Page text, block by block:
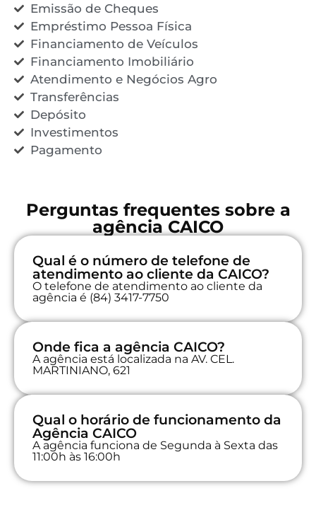
Emissão de Cheques
Empréstimo Pessoa Física
Financiamento de Veículos
Financiamento Imobiliário
Atendimento e Negócios Agro
Transferências
Depósito
Investimentos
Pagamento
Perguntas frequentes sobre a
agência CAICO
Qual é o número de telefone de
atendimento ao cliente da CAICO?
O telefone de atendimento ao cliente da
agência é (84) 3417-7750
Onde fica a agência CAICO?
A agência está localizada na AV. CEL.
MARTINIANO, 621
Qual o horário de funcionamento da
Agência CAICO
A agência funciona de Segunda à Sexta das
11:00h às 16:00h